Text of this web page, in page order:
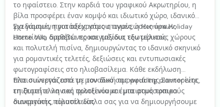
το ηφαίστειο. Στην καρδιά του γραφικού Ακρωτηρίου, η
βίλα προσφέρει έναν κομψό και ιδιωτικό χώρο, ιδανικό
για γάμους, προτάσεις γάμου, ανανεώσεις όρκων,
επετείους, αρραβώνες και ταξίδια του μέλιτος.
Σχεδιασμένη για αξέχαστες στιγμές, η Hemera Holiday
Home Villa διαθέτει προσεγμένους εξωτερικούς χώρους
και πολυτελή πισίνα, δημιουργώντας το ιδανικό σκηνικό
για ρομαντικές τελετές, δεξιώσεις και εντυπωσιακές
φωτογραφίσεις στο ηλιοβασίλεμα. Κάθε εκδήλωση
πλαισιώνεται από τη μοναδική ομορφιά της Σαντορίνης,
τη ζεστή ελληνική φιλοξενία και μια ατμόσφαιρα
διακριτικής πολυτέλειας.
Είτε συνεργάζεστε με τον δικό σας wedding planner είτε
επιθυμείτε να σας προτείνουμε έμπειρους τοπικούς
συνεργάτες, είμαστε δίπλα σας για να δημιουργήσουμε